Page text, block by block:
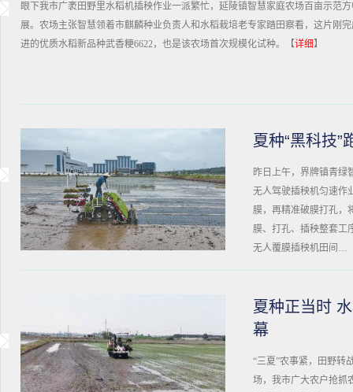
眼下我市广袤田野里水稻机插秧作业一派繁忙，延陵镇智慧家庭农场百亩示范
展。农场主张智慧领着市麒麟种业负责人和水稻栽培老专家踏田察看，这片刚
进的优质水稻新品种武香粳6622，也是该农场首次规模化试种。【详细】
夏种“黑科技”
昨日上午，界牌镇青绿
无人驾驶插秧机匀速作
膜，再精准破膜打孔
膜、打孔、插秧整套工
无人覆膜插秧机田间…
夏种正当时
幕
“三夏”农事紧，田野转
场，我市广大农户抢抓